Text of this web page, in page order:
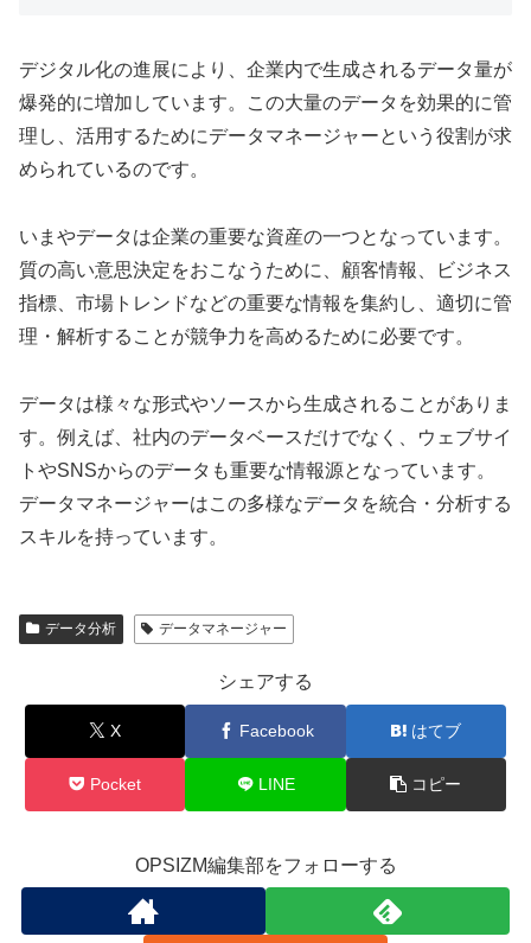
デジタル化の進展により、企業内で生成されるデータ量が
爆発的に増加しています。この大量のデータを効果的に管
理し、活用するためにデータマネージャーという役割が求
められているのです。
いまやデータは企業の重要な資産の一つとなっています。
質の高い意思決定をおこなうために、顧客情報、ビジネス
指標、市場トレンドなどの重要な情報を集約し、適切に管
理・解析することが競争力を高めるために必要です。
データは様々な形式やソースから生成されることがありま
す。例えば、社内のデータベースだけでなく、ウェブサイ
トやSNSからのデータも重要な情報源となっています。
データマネージャーはこの多様なデータを統合・分析する
スキルを持っています。
データ分析 データマネージャー
シェアする
X Facebook はてブ
Pocket LINE コピー
OPSIZM編集部をフォローする